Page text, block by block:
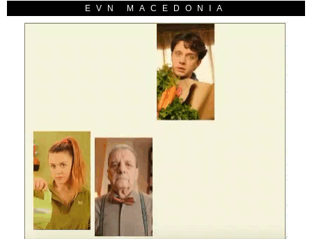
EVN MACEDONIA